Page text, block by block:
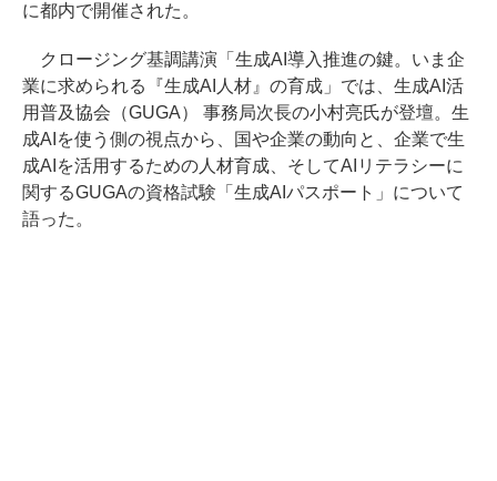
に都内で開催された。
クロージング基調講演「生成AI導入推進の鍵。いま企
業に求められる『生成AI人材』の育成」では、生成AI活
用普及協会（GUGA） 事務局次長の小村亮氏が登壇。生
成AIを使う側の視点から、国や企業の動向と、企業で生
成AIを活用するための人材育成、そしてAIリテラシーに
関するGUGAの資格試験「生成AIパスポート」について
語った。